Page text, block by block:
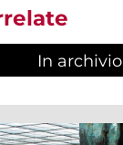
In archivio